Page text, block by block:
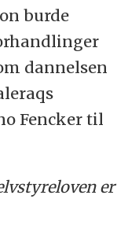
burde
dannelsen
Fencker til
er